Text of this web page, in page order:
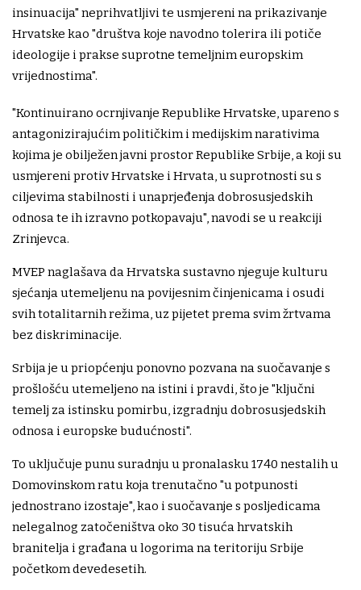
insinuacija" neprihvatljivi te usmjereni na prikazivanje
Hrvatske kao "društva koje navodno tolerira ili potiče
ideologije i prakse suprotne temeljnim europskim
vrijednostima".
"Kontinuirano ocrnjivanje Republike Hrvatske, upareno s
antagonizirajućim političkim i medijskim narativima
kojima je obilježen javni prostor Republike Srbije, a koji su
usmjereni protiv Hrvatske i Hrvata, u suprotnosti su s
ciljevima stabilnosti i unaprjeđenja dobrosusjedskih
odnosa te ih izravno potkopavaju", navodi se u reakciji
Zrinjevca.
MVEP naglašava da Hrvatska sustavno njeguje kulturu
sjećanja utemeljenu na povijesnim činjenicama i osudi
svih totalitarnih režima, uz pijetet prema svim žrtvama
bez diskriminacije.
Srbija je u priopćenju ponovno pozvana na suočavanje s
prošlošću utemeljeno na istini i pravdi, što je "ključni
temelj za istinsku pomirbu, izgradnju dobrosusjedskih
odnosa i europske budućnosti".
To uključuje punu suradnju u pronalasku 1740 nestalih u
Domovinskom ratu koja trenutačno "u potpunosti
jednostrano izostaje", kao i suočavanje s posljedicama
nelegalnog zatočeništva oko 30 tisuća hrvatskih
branitelja i građana u logorima na teritoriju Srbije
početkom devedesetih.